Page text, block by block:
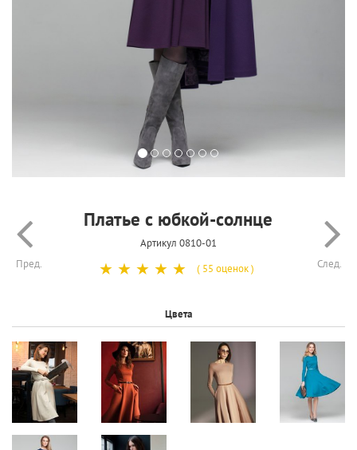
Пред.
Платье с юбкой-солнце
Артикул 0810-01
След.
☆
☆
☆
☆
☆ ( 55 оценок )
Цвета